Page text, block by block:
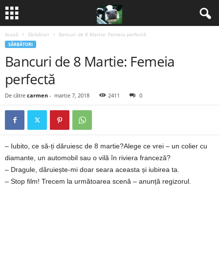
c
Acasă Sărbători Bancuri de 8 Martie: Femeia perfectă
SĂRBĂTORI
Bancuri de 8 Martie: Femeia
perfectă
De către carmen - martie 7, 2018 2411 0
– Iubito, ce să-ți dăruiesc de 8 martie?Alege ce vrei – un colier cu
diamante, un automobil sau o vilă în riviera franceză?
– Dragule, dăruiește-mi doar seara aceasta și iubirea ta.
– Stop film! Trecem la următoarea scenă – anunță regizorul.